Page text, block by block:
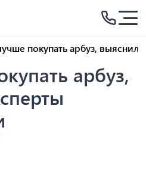
покупать арбуз,
арбуз,